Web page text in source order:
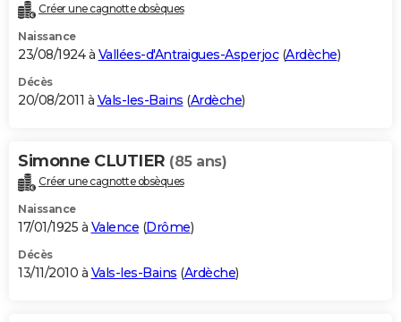
Créer une cagnotte obsèques
Naissance
23/08/1924 à Vallées-d'Antraigues-Asperjoc(Ardèche)
Décès
20/08/2011 à Vals-les-Bains (Ardèche)
Simonne CLUTIER (85 ans)
Créer une cagnotte obsèques
Naissance
17/01/1925 à Valence (Drôme)
Décès
13/11/2010 à Vals-les-Bains (Ardèche)